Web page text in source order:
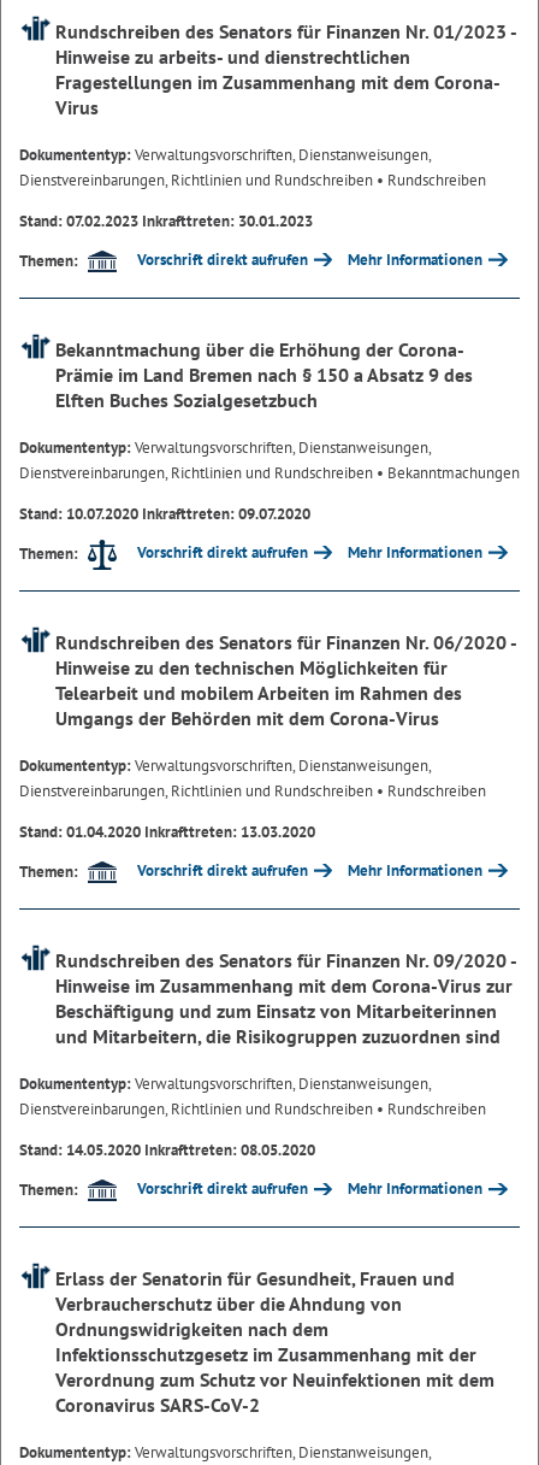
Rundschreiben des Senators für Finanzen Nr. 01/2023 -
Hinweise zu arbeits- und dienstrechtlichen
Fragestellungen im Zusammenhang mit dem Corona-
Virus
Dokumententyp:Verwaltungsvorschriften, Dienstanweisungen,
Dienstvereinbarungen, Richtlinien und Rundschreiben • Rundschreiben
Stand: 07.02.2023 Inkrafttreten: 30.01.2023
Themen:
Vorschrift direkt aufrufen Mehr Informationen
Bekanntmachung über die Erhöhung der Corona-
Prämie im Land Bremen nach § 150 a Absatz 9 des
Elften Buches Sozialgesetzbuch
Dokumententyp:Verwaltungsvorschriften, Dienstanweisungen,
Dienstvereinbarungen, Richtlinien und Rundschreiben • Bekanntmachungen
Stand: 10.07.2020 Inkrafttreten: 09.07.2020
Themen:
Vorschrift direkt aufrufen Mehr Informationen
Rundschreiben des Senators für Finanzen Nr. 06/2020 -
Hinweise zu den technischen Möglichkeiten für
Telearbeit und mobilem Arbeiten im Rahmen des
Umgangs der Behörden mit dem Corona-Virus
Dokumententyp:Verwaltungsvorschriften, Dienstanweisungen,
Dienstvereinbarungen, Richtlinien und Rundschreiben • Rundschreiben
Stand: 01.04.2020 Inkrafttreten: 13.03.2020
Themen:
Vorschrift direkt aufrufen Mehr Informationen
Rundschreiben des Senators für Finanzen Nr. 09/2020 -
Hinweise im Zusammenhang mit dem Corona-Virus zur
Beschäftigung und zum Einsatz von Mitarbeiterinnen
und Mitarbeitern, die Risikogruppen zuzuordnen sind
Dokumententyp:Verwaltungsvorschriften, Dienstanweisungen,
Dienstvereinbarungen, Richtlinien und Rundschreiben • Rundschreiben
Stand: 14.05.2020 Inkrafttreten: 08.05.2020
Themen:
Vorschrift direkt aufrufen Mehr Informationen
Erlass der Senatorin für Gesundheit, Frauen und
Verbraucherschutz über die Ahndung von
Ordnungswidrigkeiten nach dem
Infektionsschutzgesetz im Zusammenhang mit der
Verordnung zum Schutz vor Neuinfektionen mit dem
Coronavirus SARS-CoV-2
Dokumententyp:Verwaltungsvorschriften, Dienstanweisungen,